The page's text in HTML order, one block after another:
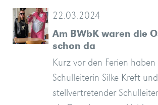
22.03.2024
Am BWbK waren die
schon da
Kurz vor den Ferien haben
Schulleiterin Silke Kreft und
stellvertretender